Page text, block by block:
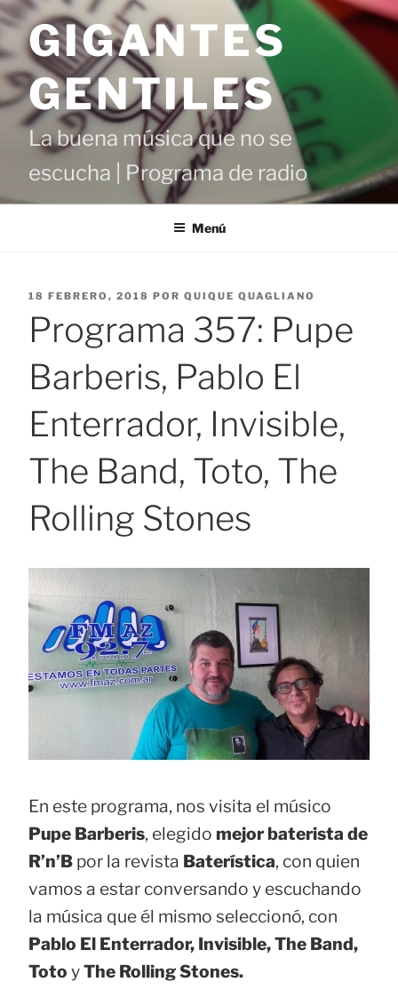
Saltar
contenido
GIGANTES
GENTILES
La buena música que no se
escucha | Programa de radio
Menú
PUBLICADO
18 FEBRERO, 2018 POR QUIQUE QUAGLIANO
Programa 357: Pupe
Barberis, Pablo El
Enterrador, Invisible,
The Band, Toto, The
Rolling Stones
En este programa, nos visita el músico
Pupe Barberis, elegido mejor baterista de
R’n’B por la revista Baterística, con quien
vamos a estar conversando y escuchando
la música que él mismo seleccionó, con
Pablo El Enterrador, Invisible, The Band,
Toto yThe Rolling Stones.